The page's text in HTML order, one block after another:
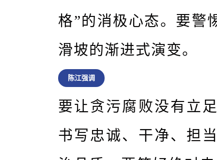
格”的消极心态。要警
滑坡的渐进式演变。
陈江强调
要让贪污腐败没有立
书写忠诚、干净、担